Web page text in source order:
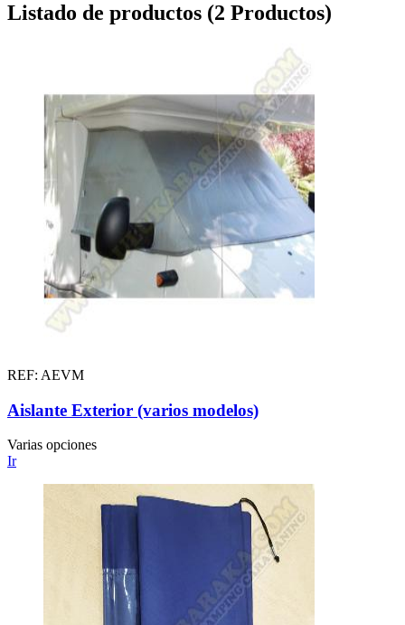
Listado de productos (2 Productos)
REF: AEVM
Aislante Exterior (varios modelos)
Varias opciones
Ir